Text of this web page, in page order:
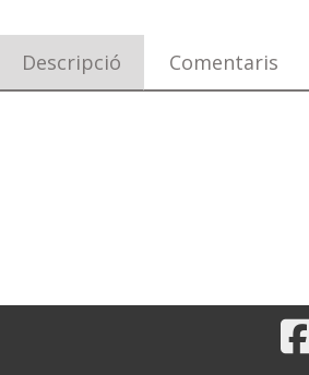
Descripció Comentaris